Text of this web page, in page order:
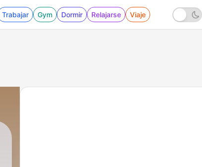
Trabajar Gym Dormir Relajarse Viaje